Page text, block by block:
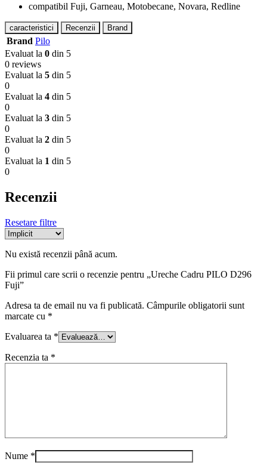
compatibil Fuji, Garneau, Motobecane, Novara, Redline
caracteristici Recenzii Brand
Brand Pilo
Evaluat la 0 din 5
0 reviews
Evaluat la 5 din 5
0
Evaluat la 4 din 5
0
Evaluat la 3 din 5
0
Evaluat la 2 din 5
0
Evaluat la 1 din 5
0
Recenzii
Resetare filtre
Nu există recenzii până acum.
Fii primul care scrii o recenzie pentru „Ureche Cadru PILO D296
Fuji”
Adresa ta de email nu va fi publicată. Câmpurile obligatorii sunt
marcate cu *
Evaluarea ta *
Recenzia ta *
Nume *